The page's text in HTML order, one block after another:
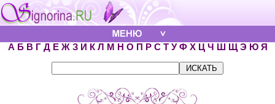
А Б В Г Д Е Ж З И К Л М Н О П Р С Т У Ф Х Ц Ч Ш Щ Э Ю Я